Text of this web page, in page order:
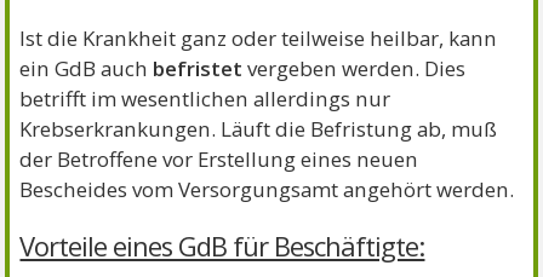
Ist die Krankheit ganz oder teilweise heilbar, kann
ein GdB auch befristet vergeben werden. Dies
betrifft im wesentlichen allerdings nur
Krebserkrankungen. Läuft die Befristung ab, muß
der Betroffene vor Erstellung eines neuen
Bescheides vom Versorgungsamt angehört werden.
Vorteile eines GdB für Beschäftigte: